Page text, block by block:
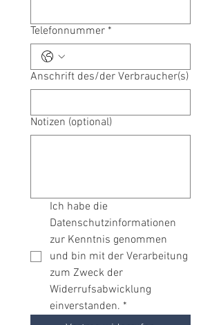
Telefonnummer *
Anschrift des/der Verbraucher(s)
Notizen (optional)
Ich habe die
Datenschutzinformationen
zur Kenntnis genommen
und bin mit der Verarbeitung
zum Zweck der
Widerrufsabwicklung
einverstanden. *